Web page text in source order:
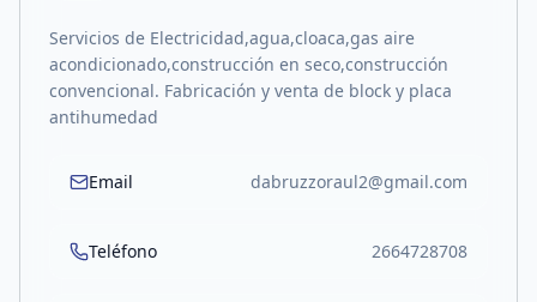
Servicios de Electricidad,agua,cloaca,gas aire
acondicionado,construcción en seco,construcción
convencional. Fabricación y venta de block y placa
antihumedad
Email dabruzzoraul2@gmail.com
Teléfono 2664728708